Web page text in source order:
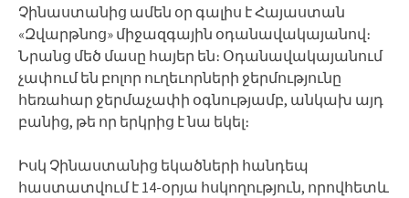
Չինաստանից ամեն օր գալիս է Հայաստան
«Զվարթնոց» միջազգային օդանավակայանով։
Նրանց մեծ մասը հայեր են։ Օդանավակայանում
չափում են բոլոր ուղեւորների ջերմությունը
հեռահար ջերմաչափի օգնությամբ, անկախ այդ
բանից, թե որ երկրից է նա եկել։
Իսկ Չինաստանից եկածների հանդեպ
հաստատվում է 14-օրյա հսկողություն, որովհետև